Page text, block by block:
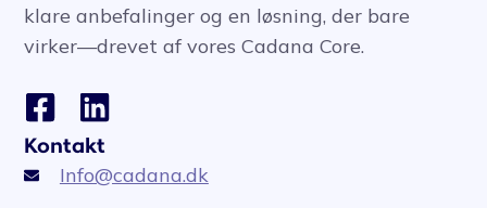
klare anbefalinger og en løsning, der bare
virker—drevet af vores Cadana Core.
Kontakt
Info@cadana.dk